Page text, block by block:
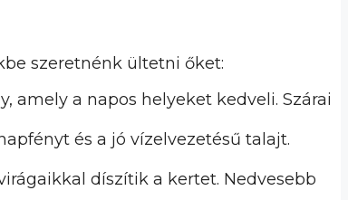
szeretnénk ültetni őket:
amely a napos helyeket kedveli. Szárai
és a jó vízelvezetésű talajt.
díszítik a kertet. Nedvesebb